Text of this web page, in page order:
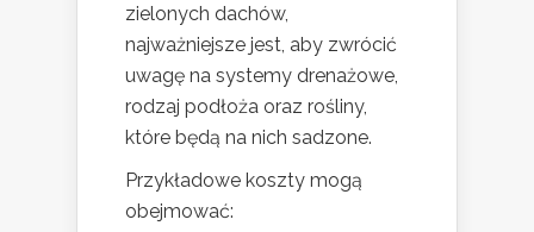
zielonych dachów,
najważniejsze jest, aby zwrócić
uwagę na systemy drenażowe,
rodzaj podłoża oraz rośliny,
które będą na nich sadzone.
Przykładowe koszty mogą
obejmować: